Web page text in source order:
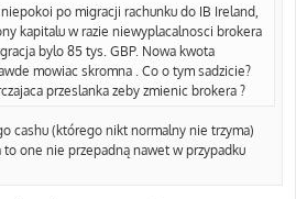
po migracji rachunku do IB Ireland,
kapitalu w razie niewyplacalnosci brokera
bylo 85 tys. GBP. Nowa kwota
mowiac skromna . Co o tym sadzicie?
przeslanka zeby zmienic brokera ?
cashu (którego nikt normalny nie trzyma)
one nie przepadną nawet w przypadku